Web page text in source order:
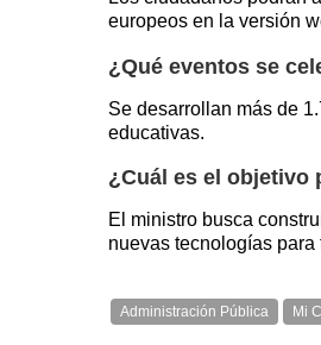
europeos en la versión
¿Qué eventos se
Se desarrollan más de
educativas.
¿Cuál es el objetivo
El ministro busca
nuevas tecnologías
Administración Pública Mi